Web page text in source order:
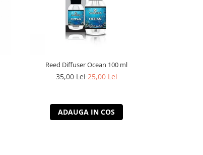
Reed Diffuser Ocean 100 ml
35,00 Lei25,00 Lei
ADAUGA IN COS